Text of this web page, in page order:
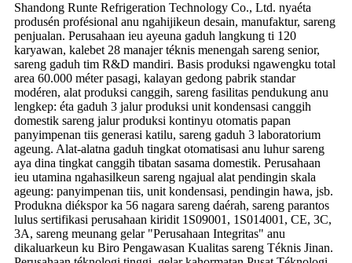
Shandong Runte Refrigeration Technology Co., Ltd. nyaéta
produsén profésional anu ngahijikeun desain, manufaktur, sareng
penjualan. Perusahaan ieu ayeuna gaduh langkung ti 120
karyawan, kalebet 28 manajer téknis menengah sareng senior,
sareng gaduh tim R&D mandiri. Basis produksi ngawengku total
area 60.000 méter pasagi, kalayan gedong pabrik standar
modéren, alat produksi canggih, sareng fasilitas pendukung anu
lengkep: éta gaduh 3 jalur produksi unit kondensasi canggih
domestik sareng jalur produksi kontinyu otomatis papan
panyimpenan tiis generasi katilu, sareng gaduh 3 laboratorium
ageung. Alat-alatna gaduh tingkat otomatisasi anu luhur sareng
aya dina tingkat canggih tibatan sasama domestik. Perusahaan
ieu utamina ngahasilkeun sareng ngajual alat pendingin skala
ageung: panyimpenan tiis, unit kondensasi, pendingin hawa, jsb.
Produkna diékspor ka 56 nagara sareng daérah, sareng parantos
lulus sertifikasi perusahaan kiridit 1S09001, 1S014001, CE, 3C,
3A, sareng meunang gelar "Perusahaan Integritas" anu
dikaluarkeun ku Biro Pengawasan Kualitas sareng Téknis Jinan.